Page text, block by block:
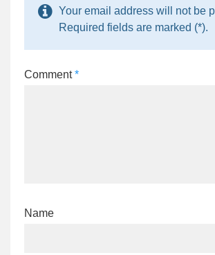
Your email address will not be
Required fields are marked (*).
Comment*
Name